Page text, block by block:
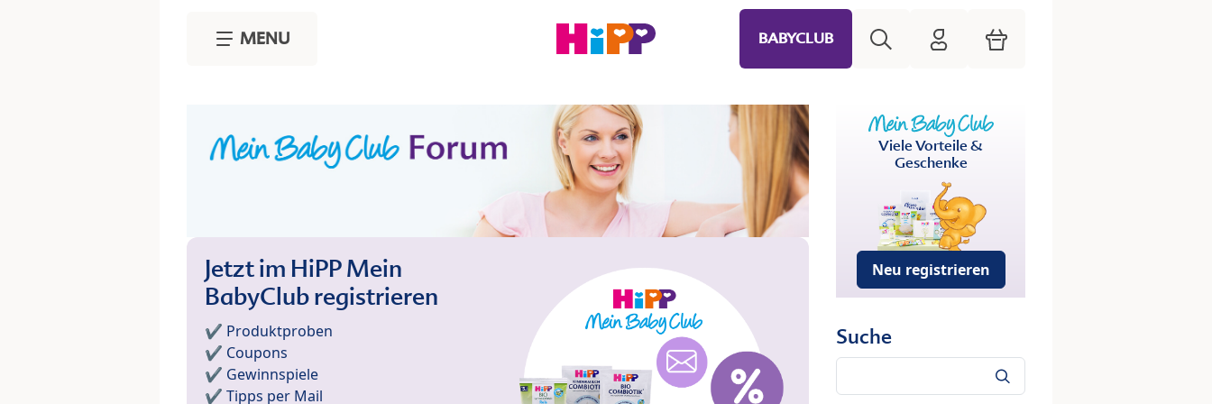
MENU BABYCLUB HiPP Mein Babyclub
Warenkorb
Jetzt im HiPP Mein
BabyClub registrieren
✔️ Produktproben
✔️ Coupons
✔️ Gewinnspiele
✔️ Tipps per Mail
Viele Vorteile &
Geschenke
Neu registrieren
Suche